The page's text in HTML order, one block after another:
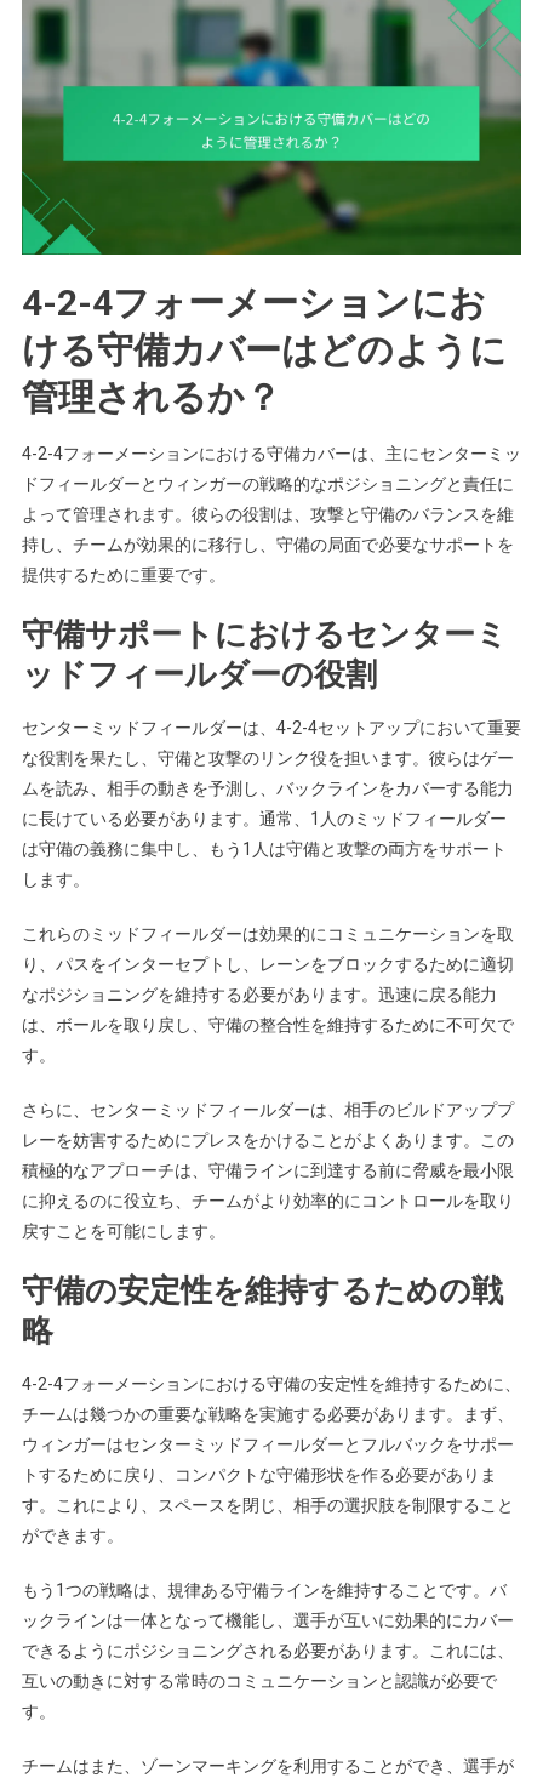
4-2-4フォーメーションにお
ける守備カバーはどのように
管理されるか？
4-2-4フォーメーションにおける守備カバーは、主にセンターミッ
ドフィールダーとウィンガーの戦略的なポジショニングと責任に
よって管理されます。彼らの役割は、攻撃と守備のバランスを維
持し、チームが効果的に移行し、守備の局面で必要なサポートを
提供するために重要です。
守備サポートにおけるセンターミ
ッドフィールダーの役割
センターミッドフィールダーは、4-2-4セットアップにおいて重要
な役割を果たし、守備と攻撃のリンク役を担います。彼らはゲー
ムを読み、相手の動きを予測し、バックラインをカバーする能力
に長けている必要があります。通常、1人のミッドフィールダー
は守備の義務に集中し、もう1人は守備と攻撃の両方をサポート
します。
これらのミッドフィールダーは効果的にコミュニケーションを取
り、パスをインターセプトし、レーンをブロックするために適切
なポジショニングを維持する必要があります。迅速に戻る能力
は、ボールを取り戻し、守備の整合性を維持するために不可欠で
す。
さらに、センターミッドフィールダーは、相手のビルドアッププ
レーを妨害するためにプレスをかけることがよくあります。この
積極的なアプローチは、守備ラインに到達する前に脅威を最小限
に抑えるのに役立ち、チームがより効率的にコントロールを取り
戻すことを可能にします。
守備の安定性を維持するための戦
略
4-2-4フォーメーションにおける守備の安定性を維持するために、
チームは幾つかの重要な戦略を実施する必要があります。まず、
ウィンガーはセンターミッドフィールダーとフルバックをサポー
トするために戻り、コンパクトな守備形状を作る必要がありま
す。これにより、スペースを閉じ、相手の選択肢を制限すること
ができます。
もう1つの戦略は、規律ある守備ラインを維持することです。バ
ックラインは一体となって機能し、選手が互いに効果的にカバー
できるようにポジショニングされる必要があります。これには、
互いの動きに対する常時のコミュニケーションと認識が必要で
す。
チームはまた、ゾーンマーキングを利用することができ、選手が